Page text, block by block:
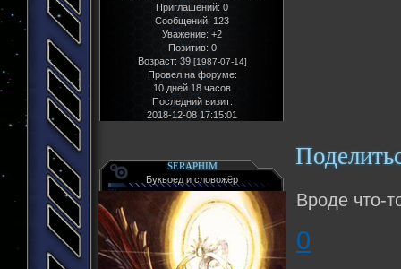
Приглашений: 0
Сообщений: 123
Уважение: +2
Позитив: 0
Возраст: 39 [1987-07-14]
Провел на форуме:
10 дней 18 часов
Последний визит:
2018-12-08 17:15:01
SERAPHIM
Буквоед и словожёр
Вроде что-
0